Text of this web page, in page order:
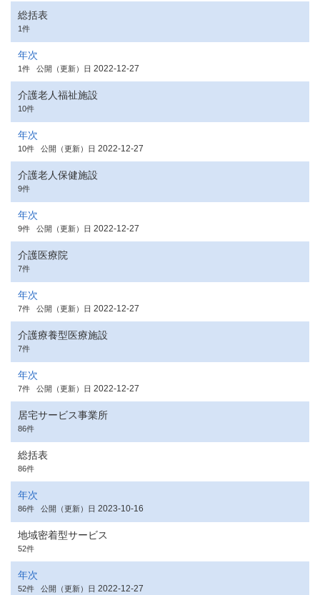
総括表
1件
年次
1件 公開（更新）日 2022-12-27
介護老人福祉施設
10件
年次
10件 公開（更新）日 2022-12-27
介護老人保健施設
9件
年次
9件 公開（更新）日 2022-12-27
介護医療院
7件
年次
7件 公開（更新）日 2022-12-27
介護療養型医療施設
7件
年次
7件 公開（更新）日 2022-12-27
居宅サービス事業所
86件
総括表
86件
年次
86件 公開（更新）日 2023-10-16
地域密着型サービス
52件
年次
52件 公開（更新）日 2022-12-27